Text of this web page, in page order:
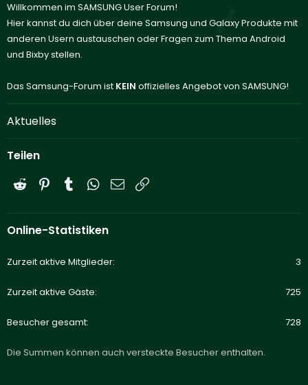
Willkommen im SAMSUNG User Forum!
Hier kannst du dich über deine Samsung und Galaxy Produkte mit
anderen Usern austauschen oder Fragen zum Thema Android
und Bixby stellen.
Das Samsung-Forum ist KEIN offizielles Angebot von SAMSUNG!
Aktuelles
Teilen
Reddit PinterestTumblrWhatsApp
E-Mail
Online-Statistiken
Zurzeit aktive Mitglieder 3
Zurzeit aktive Gäste 725
Besucher gesamt 728
Die Summen können auch versteckte Besucher enthalten.